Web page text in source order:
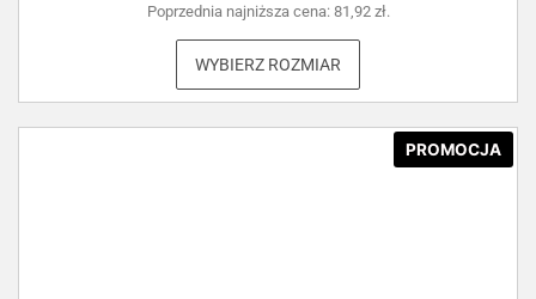
Poprzednia najniższa cena: 81,92 zł.
WYBIERZ ROZMIAR
PROMOCJA